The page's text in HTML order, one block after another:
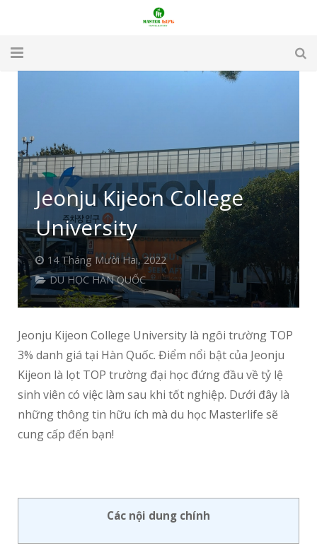
DU LỊCH
DU HỌC
APARTMENT & HOTEL
TUYỂN DỤNG
Jeonju Kijeon College
University
14 Tháng Mười Hai, 2022
DU HỌC HÀN QUỐC
Jeonju Kijeon College University là ngôi trường TOP
3% danh giá tại Hàn Quốc. Điểm nổi bật của Jeonju
Kijeon là lọt TOP trường đại học đứng đầu về tỷ lệ
sinh viên có việc làm sau khi tốt nghiệp. Dưới đây là
những thông tin hữu ích mà du học Masterlife sẽ
cung cấp đến bạn!
Các nội dung chính